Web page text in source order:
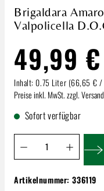
Brigaldara
Valpolicella
49,99 €
Inhalt: 0.75 Liter (66,65 € /
Preise inkl. MwSt. zzgl.
Sofort verfügbar
Produkt Anzahl:
Brigaldara
Artikelnummer:336119